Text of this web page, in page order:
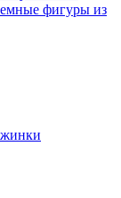
фигуры из